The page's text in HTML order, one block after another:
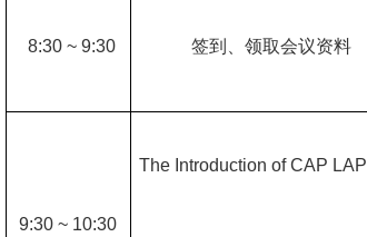
8:30 ~ 9:30 签到、领取会议资料
9:30 ~ 10:30
The Introduction of CAP LAP